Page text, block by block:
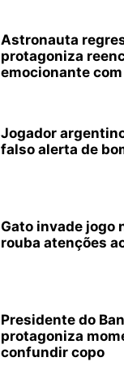
Astronauta
protagoniza
emocionante com
Jogador
falso alerta de
Gato invade jogo
rouba atenções
Presidente do
protagoniza
confundir copo